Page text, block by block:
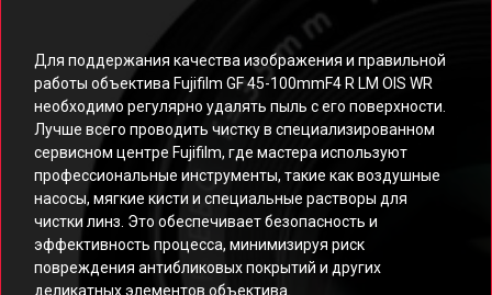
Для поддержания качества изображения и правильной
работы объектива Fujifilm GF 45-100mmF4 R LM OIS WR
необходимо регулярно удалять пыль с его поверхности.
Лучше всего проводить чистку в специализированном
сервисном центре Fujifilm, где мастера используют
профессиональные инструменты, такие как воздушные
насосы, мягкие кисти и специальные растворы для
чистки линз. Это обеспечивает безопасность и
эффективность процесса, минимизируя риск
повреждения антибликовых покрытий и других
деликатных элементов объектива.